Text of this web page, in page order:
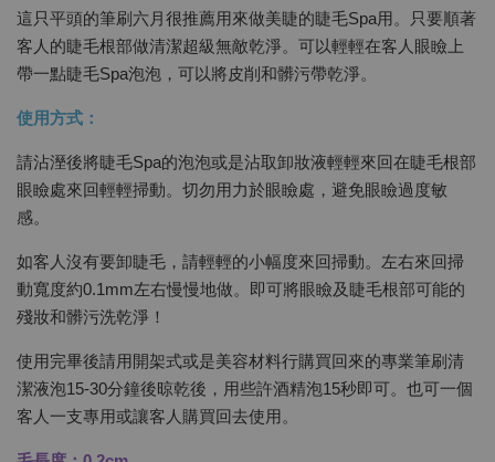
這只平頭的筆刷六月很推薦用來做美睫的睫毛Spa用。只要順著
客人的睫毛根部做清潔超級無敵乾淨。可以輕輕在客人眼瞼上
帶一點睫毛Spa泡泡，可以將皮削和髒污帶乾淨。
使用方式：
請沾溼後將睫毛Spa的泡泡或是沾取卸妝液輕輕來回在睫毛根部
眼瞼處來回輕輕掃動。切勿用力於眼瞼處，避免眼瞼過度敏
感。
如客人沒有要卸睫毛，請輕輕的小幅度來回掃動。左右來回掃
動寬度約0.1mm左右慢慢地做。即可將眼瞼及睫毛根部可能的
殘妝和髒污洗乾淨！
使用完畢後請用開架式或是美容材料行購買回來的專業筆刷清
潔液泡15-30分鐘後晾乾後，用些許酒精泡15秒即可。也可一個
客人一支專用或讓客人購買回去使用。